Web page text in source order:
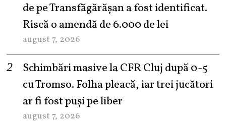
de pe Transfăgărășan a fost identificat.
Riscă o amendă de 6.000 de lei
august 7, 2026
Schimbări masive la CFR Cluj după 0-5
cu Tromso. Folha pleacă, iar trei jucători
ar fi fost puși pe liber
august 7, 2026